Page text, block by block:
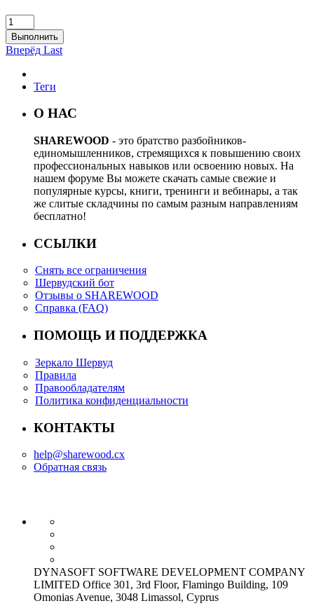
Выполнить
Вперёд Last
Теги
О НАС
SHAREWOOD - это братство разбойников-
единомышленников, стремящихся к повышению своих
профессиональных навыков или освоению новых. На
нашем форуме Вы можете скачать самые свежие и
популярные курсы, книги, тренинги и вебинары, а так
же слитые складчины по самым разным направлениям
бесплатно!
ССЫЛКИ
Снять все ограничения
Шервудский бот
Отзывы о SHAREWOOD
Справка (FAQ)
ПОМОЩЬ И ПОДДЕРЖКА
Зеркало Шервуд
Правила
Правообладателям
Политика конфиденциальности
КОНТАКТЫ
help@sharewood.cx
Обратная связь
DYNASOFT SOFTWARE DEVELOPMENT COMPANY
LIMITED Office 301, 3rd Floor, Flamingo Building, 109
Omonias Avenue, 3048 Limassol, Cyprus